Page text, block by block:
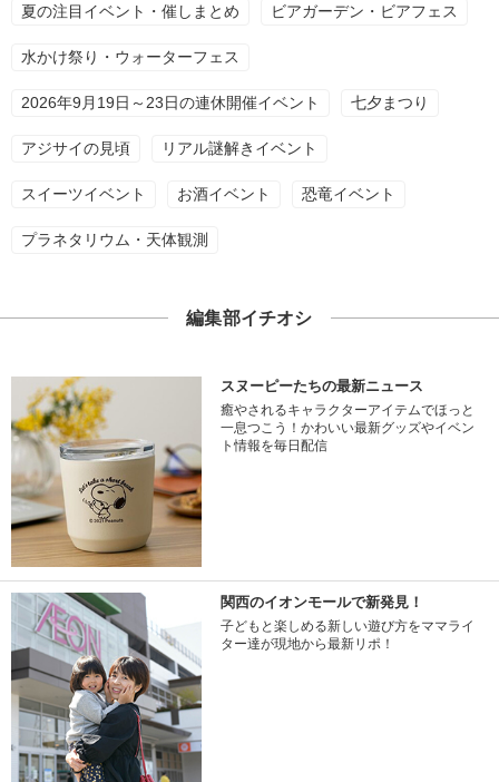
夏の注目イベント・催しまとめ ビアガーデン・ビアフェス
水かけ祭り・ウォーターフェス
2026年9月19日～23日の連休開催イベント 七夕まつり
アジサイの見頃 リアル謎解きイベント
スイーツイベント お酒イベント 恐竜イベント
プラネタリウム・天体観測
編集部イチオシ
スヌーピーたちの最新ニュース
癒やされるキャラクターアイテムでほっと
一息つこう！かわいい最新グッズやイベン
ト情報を毎日配信
関西のイオンモールで新発見！
子どもと楽しめる新しい遊び方をママライ
ター達が現地から最新リポ！